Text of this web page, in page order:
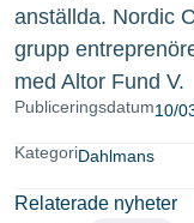
Publiceringsdatum10/
KategoriDahlmans
Relaterade nyheter
anställda. Nordic
grupp
med Altor Fund V.